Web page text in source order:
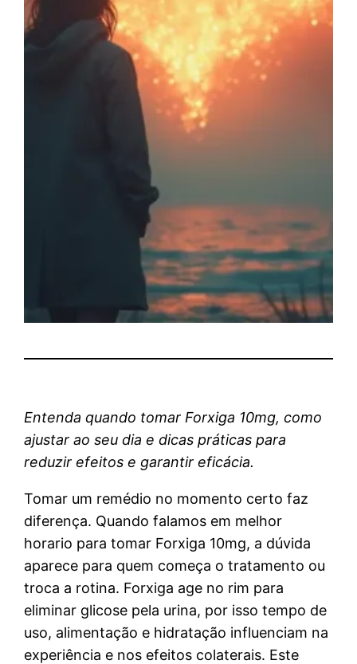
Entenda quando tomar Forxiga 10mg, como
ajustar ao seu dia e dicas práticas para
reduzir efeitos e garantir eficácia.
Tomar um remédio no momento certo faz
diferença. Quando falamos em melhor
horario para tomar Forxiga 10mg, a dúvida
aparece para quem começa o tratamento ou
troca a rotina. Forxiga age no rim para
eliminar glicose pela urina, por isso tempo de
uso, alimentação e hidratação influenciam na
experiência e nos efeitos colaterais. Este